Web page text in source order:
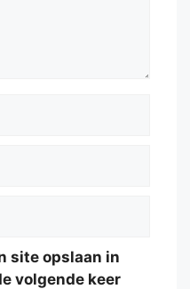
site opslaan in
volgende keer